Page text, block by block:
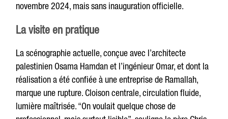
novembre 2024, mais sans inauguration officielle.
La visite en pratique
La scénographie actuelle, conçue avec l’architecte
palestinien Osama Hamdan et l’ingénieur Omar, et dont la
réalisation a été confiée à une entreprise de Ramallah,
marque une rupture. Cloison centrale, circulation fluide,
lumière maîtrisée. “On voulait quelque chose de